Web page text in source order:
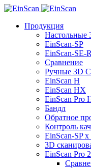
Продукция
Настольные
EinScan-SP
EinScan-SE-
Сравнение
Ручные 3D
EinScan H
EinScan HX
EinScan Pro
Бандл
Обратное
Контроль
EinScan-SP
3D
EinScan Pro